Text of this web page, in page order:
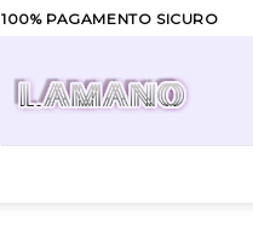
100% PAGAMENTO SICURO